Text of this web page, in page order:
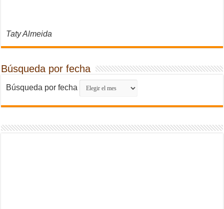
Taty Almeida
Búsqueda por fecha
Búsqueda por fecha